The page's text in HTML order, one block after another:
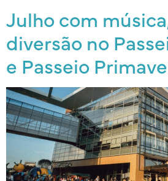
Julho com
diversão no
e Passeio